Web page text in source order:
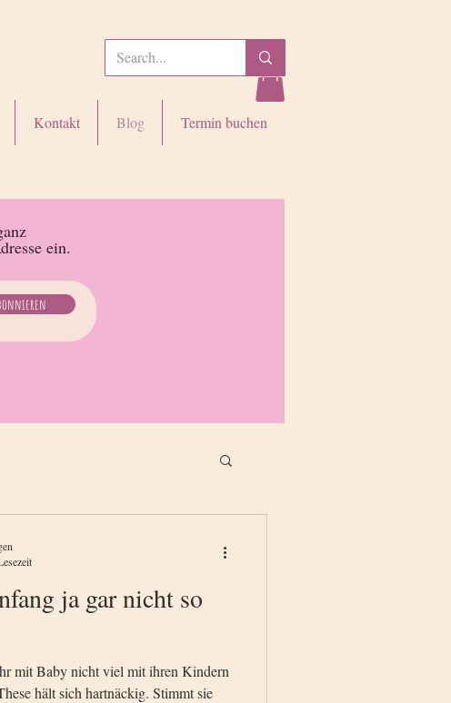
Kontakt Blog Termin buchen
ein.
ja gar nicht so
mit Baby nicht viel mit ihren Kindern
hält sich hartnäckig. Stimmt sie